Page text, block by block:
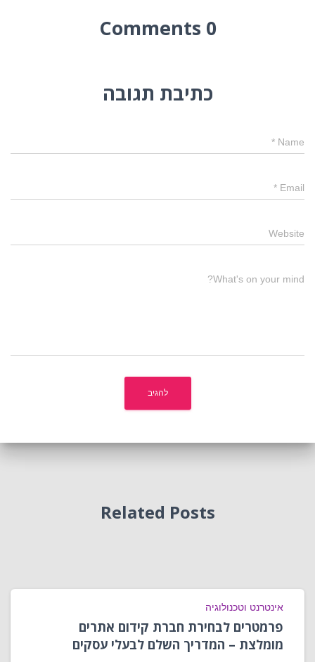
0 Comments
כתיבת תגובה
Name
*
Email
*
Website
What's on your mind?
Related Posts
אינטרנט וטכנולוגיה
פרמטרים לבחירת חברת קידום אתרים
מומלצת – המדריך השלם לבעלי עסקים